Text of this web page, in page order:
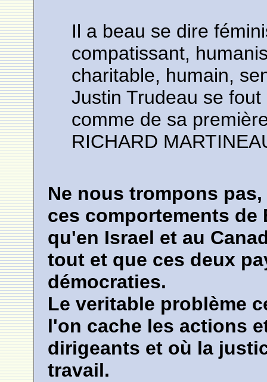
Il a beau se dire
compatissant,
charitable, humain,
Justin Trudeau se
comme de sa
RICHARD
Ne nous trompons
ces comportements
qu'en Israel et au
tout et que ces deux
démocraties.
Le veritable problème
l'on cache les actions
dirigeants et où la
travail.